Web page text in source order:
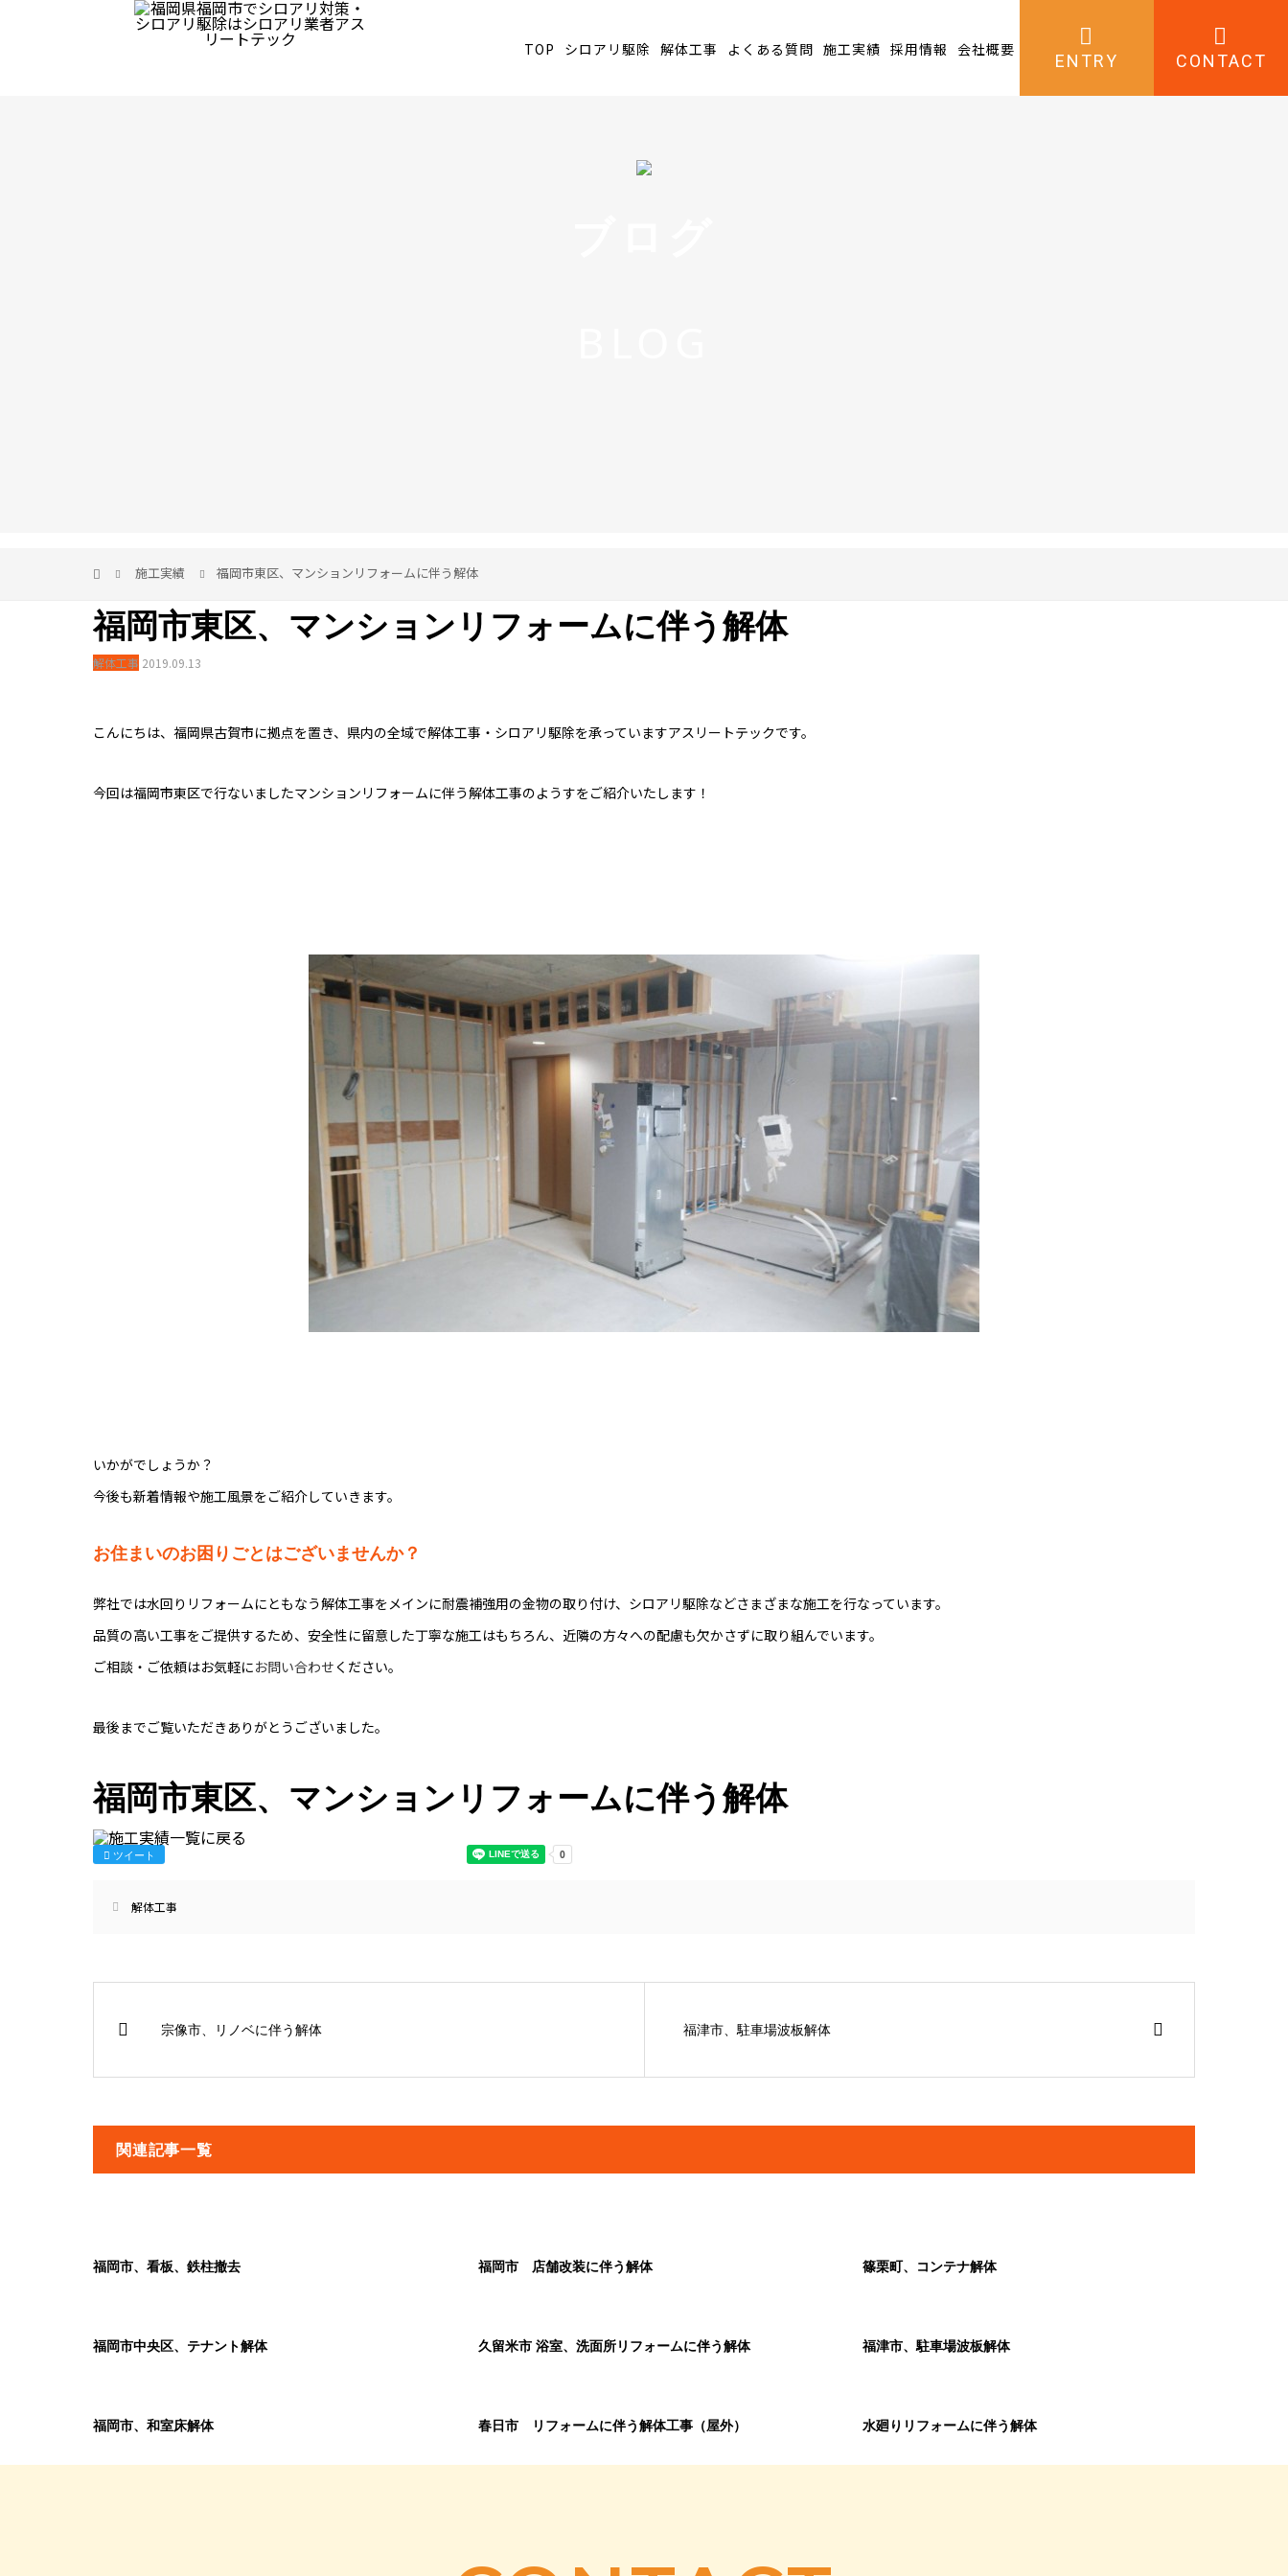
TOP シロアリ駆除 解体工事 よくある質問 施工実績 採用情報 会社概要
ENTRY CONTACT
施工実績 福岡市東区、マンションリフォームに伴う解体
福岡市東区、マンションリフォームに伴う解体
解体工事 2019.09.13
こんにちは、福岡県古賀市に拠点を置き、県内の全域で解体工事・シロアリ駆除を承っていますアスリートテックです。
今回は福岡市東区で行ないましたマンションリフォームに伴う解体工事のようすをご紹介いたします！
いかがでしょうか？
今後も新着情報や施工風景をご紹介していきます。
お住まいのお困りごとはございませんか？
弊社では水回りリフォームにともなう解体工事をメインに耐震補強用の金物の取り付け、シロアリ駆除などさまざまな施工を行なっています。
品質の高い工事をご提供するため、安全性に留意した丁寧な施工はもちろん、近隣の方々への配慮も欠かさずに取り組んでいます。
ご相談・ご依頼はお気軽にお問い合わせ ください。
最後までご覧いただきありがとうございました。
福岡市東区、マンションリフォームに伴う解体
ツイート
解体工事
宗像市、リノベに伴う解体 福津市、駐車場波板解体
関連記事一覧
福岡市、看板、鉄柱撤去 福岡市 店舗改装に伴う解体 篠栗町、コンテナ解体
福岡市中央区、テナント解体 久留米市 浴室、洗面所リフォームに伴う解体 福津市、駐車場波板解体
福岡市、和室床解体 春日市 リフォームに伴う解体工事（屋外） 水廻りリフォームに伴う解体